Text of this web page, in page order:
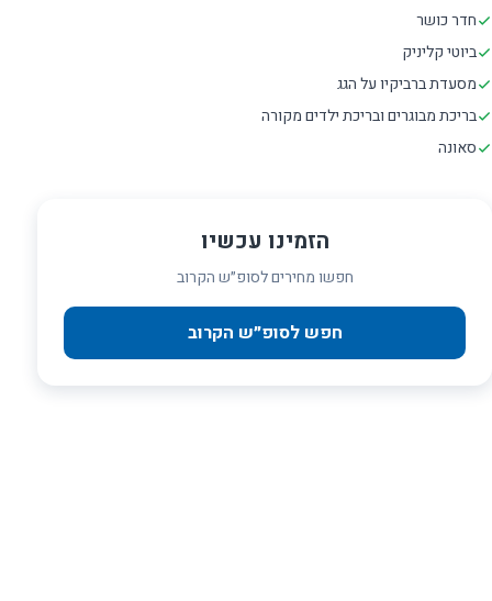
חדר כושר
ביוטי קליניק
מסעדת ברביקיו על הגג
בריכת מבוגרים ובריכת ילדים מקורה
סאונה
הזמינו עכשיו
חפשו מחירים לסופ״ש הקרוב
חפש לסופ״ש הקרוב